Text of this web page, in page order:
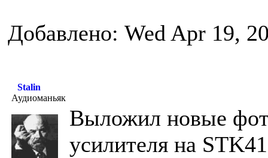
Добавлено: Wed Apr 19,
Stalin
Аудиоманьяк
Выложил новые
усилителя на